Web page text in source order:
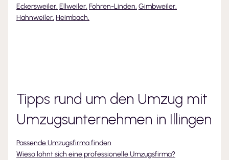
Eckersweiler, Ellweiler, Fohren-Linden, Gimbweiler,
Hahnweiler, Heimbach,
Tipps rund um den Umzug mit
Umzugsunternehmen in Illingen
Passende Umzugsfirma finden
Wieso lohnt sich eine professionelle Umzugsfirma?